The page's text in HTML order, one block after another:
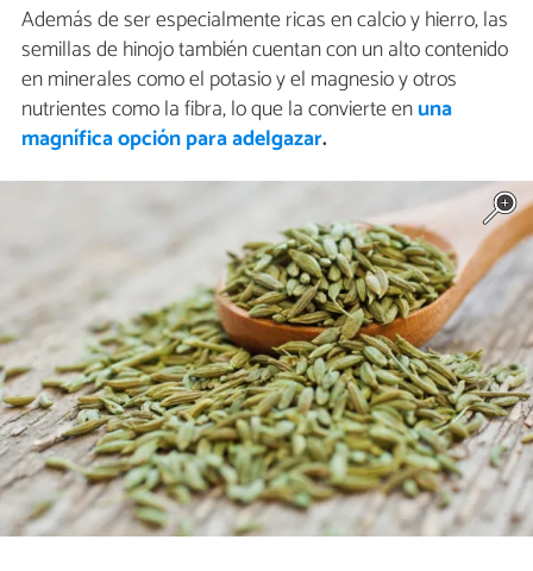
Además de ser especialmente ricas en calcio y hierro, las
semillas de hinojo también cuentan con un alto contenido
en minerales como el potasio y el magnesio y otros
nutrientes como la fibra, lo que la convierte enuna
magnífica opción para adelgazar.